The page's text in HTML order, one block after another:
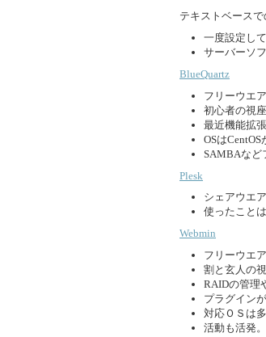
テキストベースで
一度設定し
サーバーソ
BlueQuartz
フリーウエア
初心者の視
最近機能拡
OSはCentOS
SAMBAなど
Plesk
シェアウエア
使ったこと
Webmin
フリーウエア
割と玄人の
RAIDの管理
プラグインが
対応ＯＳは多
活動も活発。